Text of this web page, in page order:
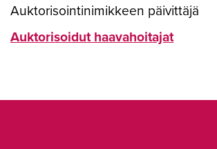
Auktorisointinimikkeen päivittäjä
Auktorisoidut haavahoitajat